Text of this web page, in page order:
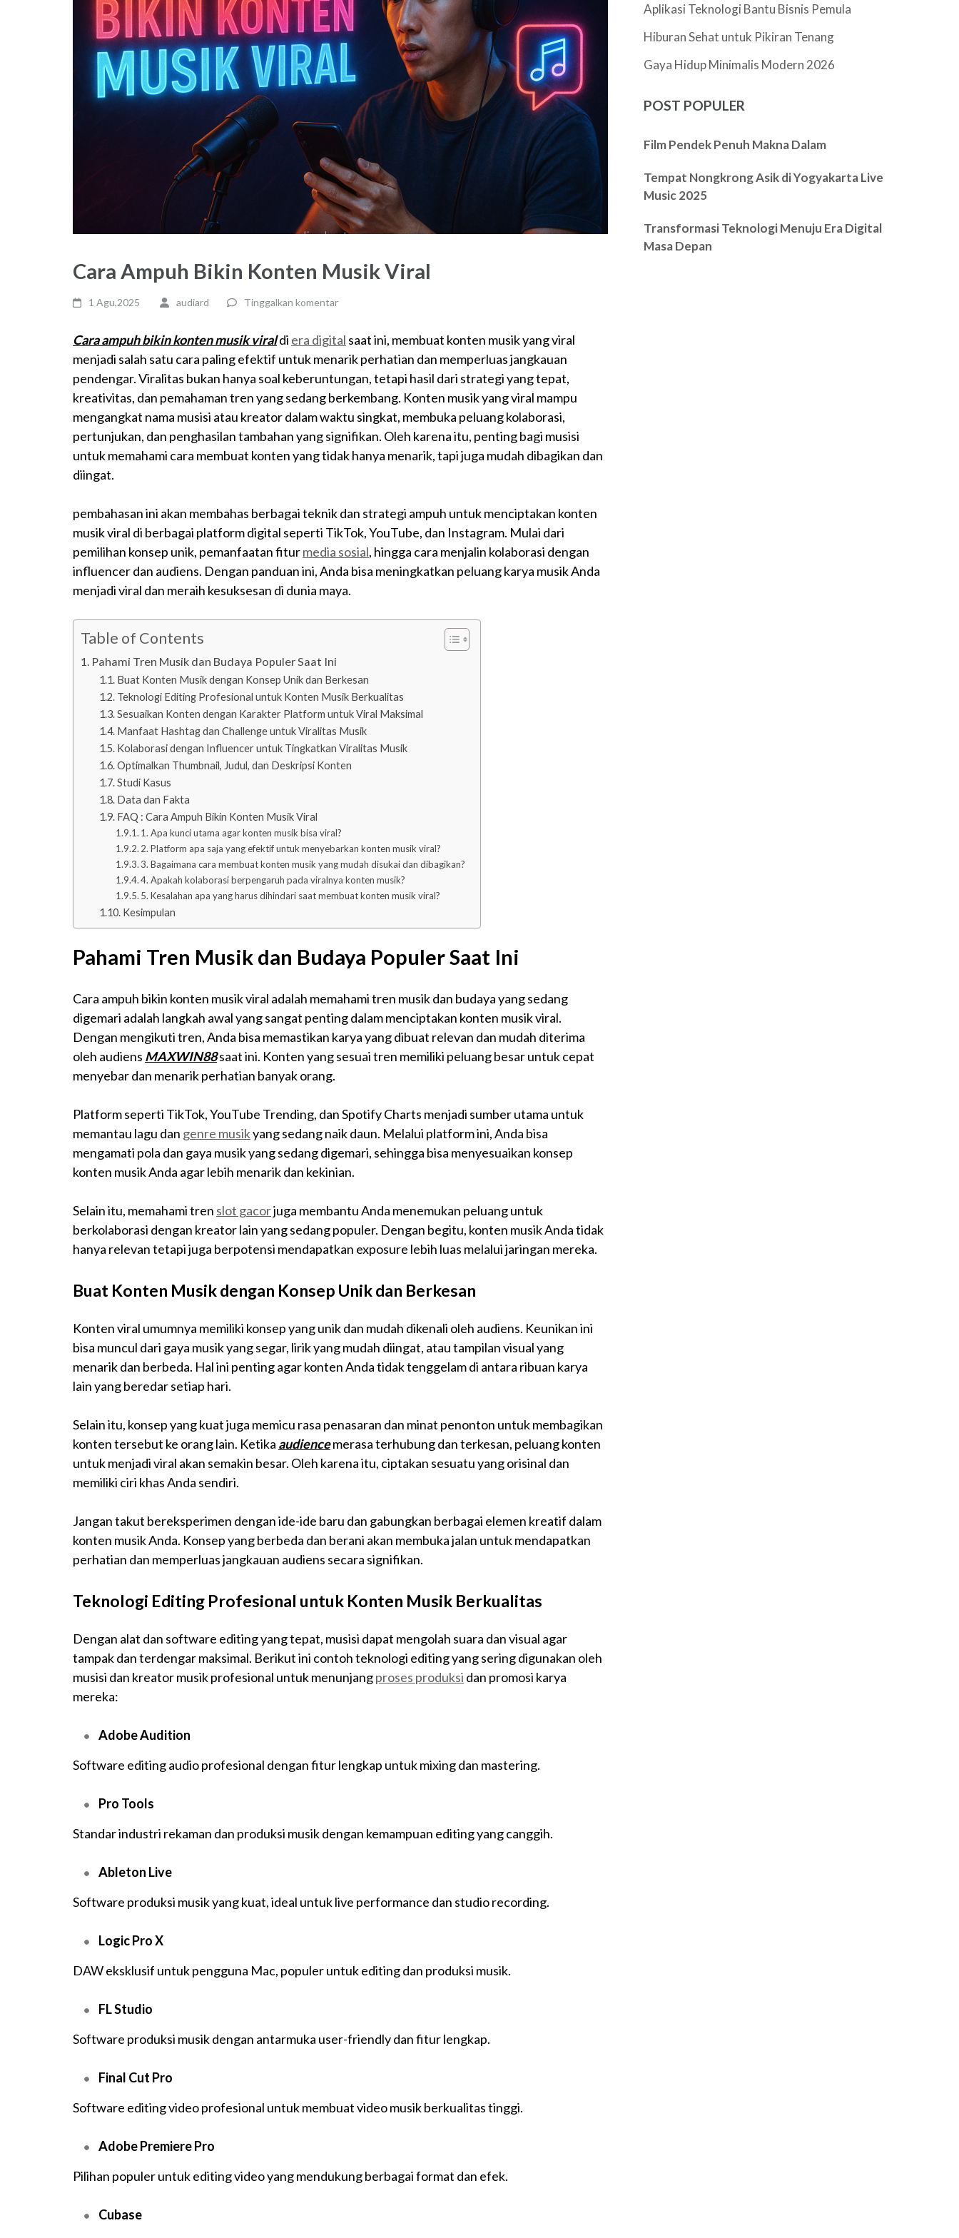
Cara Ampuh Bikin Konten Musik Viral
1 Agu,2025 audiard Tinggalkan komentar
Cara ampuh bikin konten musik viraldi era digital saat ini, membuat konten musik yang viral
menjadi salah satu cara paling efektif untuk menarik perhatian dan memperluas jangkauan
pendengar. Viralitas bukan hanya soal keberuntungan, tetapi hasil dari strategi yang tepat,
kreativitas, dan pemahaman tren yang sedang berkembang. Konten musik yang viral mampu
mengangkat nama musisi atau kreator dalam waktu singkat, membuka peluang kolaborasi,
pertunjukan, dan penghasilan tambahan yang signifikan. Oleh karena itu, penting bagi musisi
untuk memahami cara membuat konten yang tidak hanya menarik, tapi juga mudah dibagikan dan
diingat.
pembahasan ini akan membahas berbagai teknik dan strategi ampuh untuk menciptakan konten
musik viral di berbagai platform digital seperti TikTok, YouTube, dan Instagram. Mulai dari
pemilihan konsep unik, pemanfaatan fiturmedia sosial, hingga cara menjalin kolaborasi dengan
influencer dan audiens. Dengan panduan ini, Anda bisa meningkatkan peluang karya musik Anda
menjadi viral dan meraih kesuksesan di dunia maya.
Table of Contents
Pahami Tren Musik dan Budaya Populer Saat Ini
Buat Konten Musik dengan Konsep Unik dan Berkesan
Teknologi Editing Profesional untuk Konten Musik Berkualitas
Sesuaikan Konten dengan Karakter Platform untuk Viral Maksimal
Manfaat Hashtag dan Challenge untuk Viralitas Musik
Kolaborasi dengan Influencer untuk Tingkatkan Viralitas Musik
Optimalkan Thumbnail, Judul, dan Deskripsi Konten
Studi Kasus
Data dan Fakta
FAQ : Cara Ampuh Bikin Konten Musik Viral
1. Apa kunci utama agar konten musik bisa viral?
2. Platform apa saja yang efektif untuk menyebarkan konten musik viral?
3. Bagaimana cara membuat konten musik yang mudah disukai dan dibagikan?
4. Apakah kolaborasi berpengaruh pada viralnya konten musik?
5. Kesalahan apa yang harus dihindari saat membuat konten musik viral?
Kesimpulan
Pahami Tren Musik dan Budaya Populer Saat Ini
Cara ampuh bikin konten musik viral adalah memahami tren musik dan budaya yang sedang
digemari adalah langkah awal yang sangat penting dalam menciptakan konten musik viral.
Dengan mengikuti tren, Anda bisa memastikan karya yang dibuat relevan dan mudah diterima
oleh audiens MAXWIN88saat ini. Konten yang sesuai tren memiliki peluang besar untuk cepat
menyebar dan menarik perhatian banyak orang.
Platform seperti TikTok, YouTube Trending, dan Spotify Charts menjadi sumber utama untuk
memantau lagu dan genre musikyang sedang naik daun. Melalui platform ini, Anda bisa
mengamati pola dan gaya musik yang sedang digemari, sehingga bisa menyesuaikan konsep
konten musik Anda agar lebih menarik dan kekinian.
Selain itu, memahami tren slot gacorjuga membantu Anda menemukan peluang untuk
berkolaborasi dengan kreator lain yang sedang populer. Dengan begitu, konten musik Anda tidak
hanya relevan tetapi juga berpotensi mendapatkan exposure lebih luas melalui jaringan mereka.
Buat Konten Musik dengan Konsep Unik dan Berkesan
Konten viral umumnya memiliki konsep yang unik dan mudah dikenali oleh audiens. Keunikan ini
bisa muncul dari gaya musik yang segar, lirik yang mudah diingat, atau tampilan visual yang
menarik dan berbeda. Hal ini penting agar konten Anda tidak tenggelam di antara ribuan karya
lain yang beredar setiap hari.
Selain itu, konsep yang kuat juga memicu rasa penasaran dan minat penonton untuk membagikan
konten tersebut ke orang lain. Ketika audiencemerasa terhubung dan terkesan, peluang konten
untuk menjadi viral akan semakin besar. Oleh karena itu, ciptakan sesuatu yang orisinal dan
memiliki ciri khas Anda sendiri.
Jangan takut bereksperimen dengan ide-ide baru dan gabungkan berbagai elemen kreatif dalam
konten musik Anda. Konsep yang berbeda dan berani akan membuka jalan untuk mendapatkan
perhatian dan memperluas jangkauan audiens secara signifikan.
Teknologi Editing Profesional untuk Konten Musik Berkualitas
Dengan alat dan software editing yang tepat, musisi dapat mengolah suara dan visual agar
tampak dan terdengar maksimal. Berikut ini contoh teknologi editing yang sering digunakan oleh
musisi dan kreator musik profesional untuk menunjangproses produksi dan promosi karya
mereka:
Adobe Audition
Software editing audio profesional dengan fitur lengkap untuk mixing dan mastering.
Pro Tools
Standar industri rekaman dan produksi musik dengan kemampuan editing yang canggih.
Ableton Live
Software produksi musik yang kuat, ideal untuk live performance dan studio recording.
Logic Pro X
DAW eksklusif untuk pengguna Mac, populer untuk editing dan produksi musik.
FL Studio
Software produksi musik dengan antarmuka user-friendly dan fitur lengkap.
Final Cut Pro
Software editing video profesional untuk membuat video musik berkualitas tinggi.
Adobe Premiere Pro
Pilihan populer untuk editing video yang mendukung berbagai format dan efek.
Cubase
Aplikasi Teknologi Bantu Bisnis Pemula
Hiburan Sehat untuk Pikiran Tenang
Gaya Hidup Minimalis Modern 2026
POST POPULER
Film Pendek Penuh Makna Dalam
Tempat Nongkrong Asik di Yogyakarta Live
Music 2025
Transformasi Teknologi Menuju Era Digital
Masa Depan